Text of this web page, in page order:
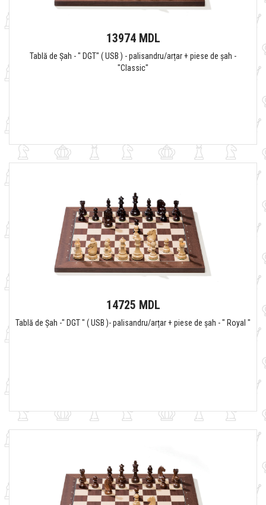
13974 MDL
Tablă de Șah - " DGT" ( USB ) - palisandru/arțar + piese de șah -
"Classic"
14725 MDL
Tablă de Șah -" DGT " ( USB )- palisandru/arțar + piese de șah - " Royal "